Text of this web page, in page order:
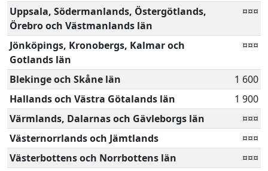
Uppsala, Södermanlands, Östergötlands,
Örebro och Västmanlands län
¤¤¤
Jönköpings, Kronobergs, Kalmar och
Gotlands län
¤¤¤
Blekinge och Skåne län
1 600
Hallands och Västra Götalands län
1 900
Värmlands, Dalarnas och Gävleborgs län
¤¤¤
Västernorrlands och Jämtlands
¤¤¤
Västerbottens och Norrbottens län
¤¤¤